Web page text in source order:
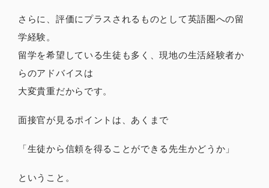
さらに、評価にプラスされるものとして英語圏への留
学経験。
留学を希望している生徒も多く、現地の生活経験者か
らのアドバイスは
大変貴重だからです。
面接官が見るポイントは、あくまで
「生徒から信頼を得ることができる先生かどうか」
ということ。